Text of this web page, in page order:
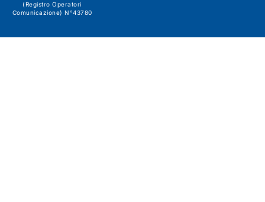
(Registro Operatori
Comunicazione) N°43780